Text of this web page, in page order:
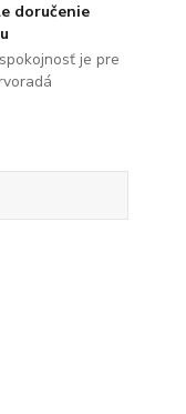
doručenie
je pre